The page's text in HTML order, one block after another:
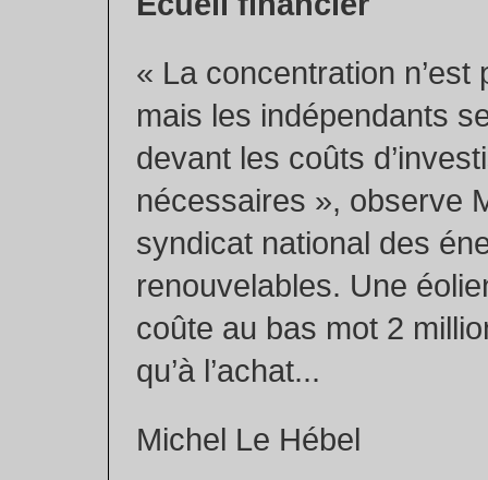
« La concentration n’est
mais les indépendants
devant les coûts
nécessaires », observe
syndicat national des
renouvelables. Une
coûte au bas mot 2
qu’à l’achat...
Michel Le Hébel